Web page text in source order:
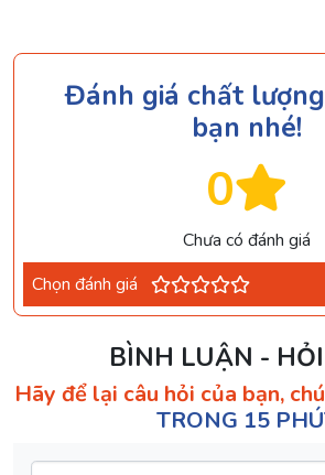
Đánh giá chất
bạn nhé!
0
Chưa có đánh giá
Chọn đánh giá
BÌNH LUẬN -
Hãy để lại câu hỏi của bạn,
TRONG 15